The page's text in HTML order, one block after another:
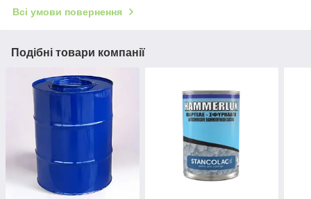
Всі умови повернення
Подібні товари компанії